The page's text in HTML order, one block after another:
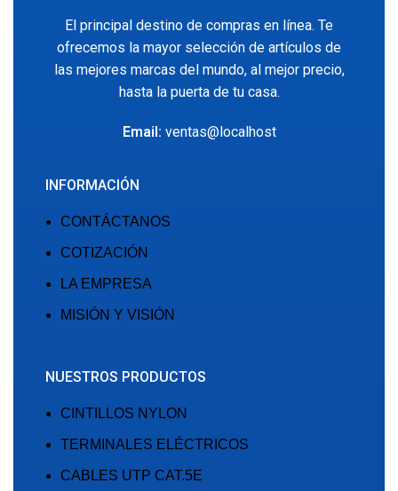
El principal destino de compras en línea. Te
ofrecemos la mayor selección de artículos de
las mejores marcas del mundo, al mejor precio,
hasta la puerta de tu casa.
Email: ventas@localhost
INFORMACIÓN
CONTÁCTANOS
COTIZACIÓN
LA EMPRESA
MISIÓN Y VISIÓN
NUESTROS PRODUCTOS
CINTILLOS NYLON
TERMINALES ELÉCTRICOS
CABLES UTP CAT.5E